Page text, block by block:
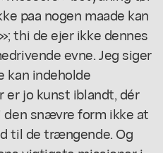
paa nogen maade kan
thi de ejer ikke dennes
evne. Jeg siger
kan indeholde
er jo kunst iblandt, dér
den snævre form ikke at
til de trængende. Og